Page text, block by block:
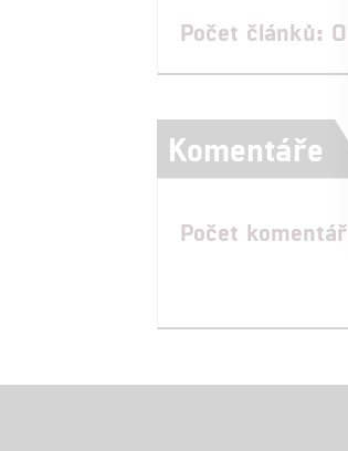
Počet článků: 0
Komentáře
Počet